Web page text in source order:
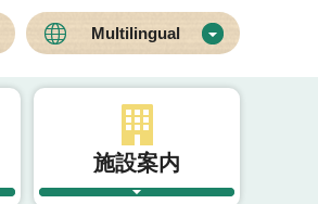
Multilingual
施設案内